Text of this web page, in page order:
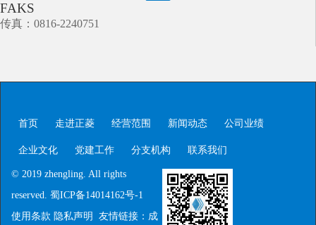
FAKS
传真：0816-2240751
首页 走进正菱 经营范围 新闻动态 公司业绩
企业文化 党建工作 分支机构 联系我们
© 2019 zhengling. All rights
reserved. 蜀ICP备14014162号-1
使用条款 隐私声明 友情链接： 成